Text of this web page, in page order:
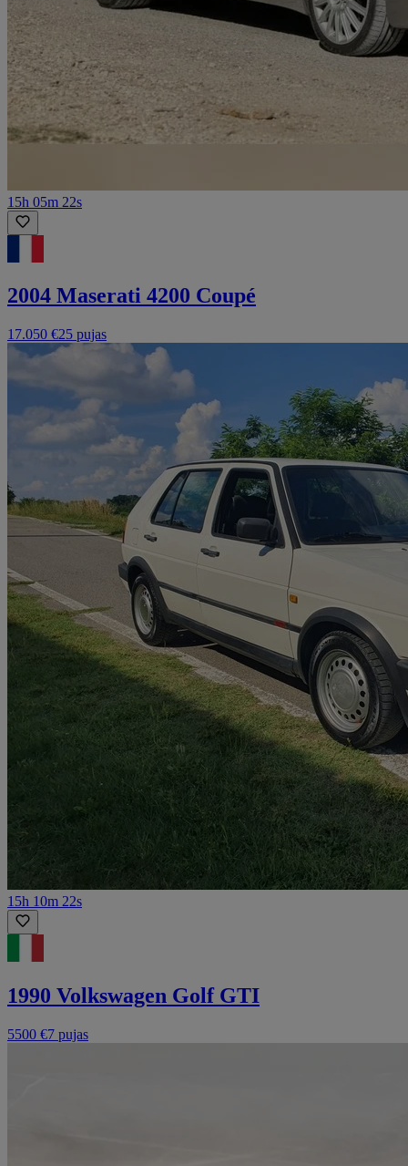
15h 05m 22s
2004 Maserati 4200 Coupé
17.050 €25 pujas
15h 10m 22s
1990 Volkswagen Golf GTI
5500 €7 pujas